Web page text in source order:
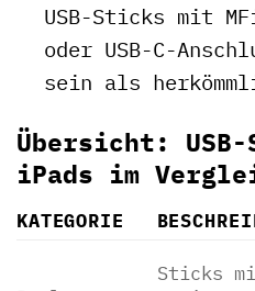
USB-Sticks mit
oder USB-C-
sein als
Übersicht:
iPads im
KATEGORIE
Sticks